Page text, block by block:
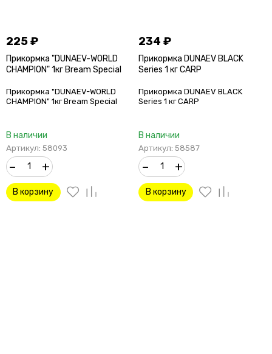
225₽
Прикормка "DUNAEV-WORLD
CHAMPION" 1кг Bream Special
Прикормка "DUNAEV-WORLD
CHAMPION" 1кг Bream Special
В наличии
Артикул: 58093
– +
В корзину
234₽
Прикормка DUNAEV BLACK
Series 1 кг CARP
Прикормка DUNAEV BLACK
Series 1 кг CARP
В наличии
Артикул: 58587
– +
В корзину